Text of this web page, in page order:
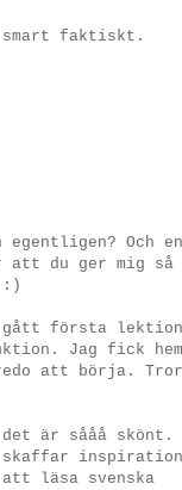
faktiskt.
Och
att du ger mig så
:)
gått första
Jag fick
att börja.
är sååå
skaffar
läsa svenska